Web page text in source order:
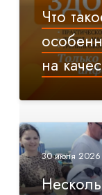
Что
на
30 июля 2026